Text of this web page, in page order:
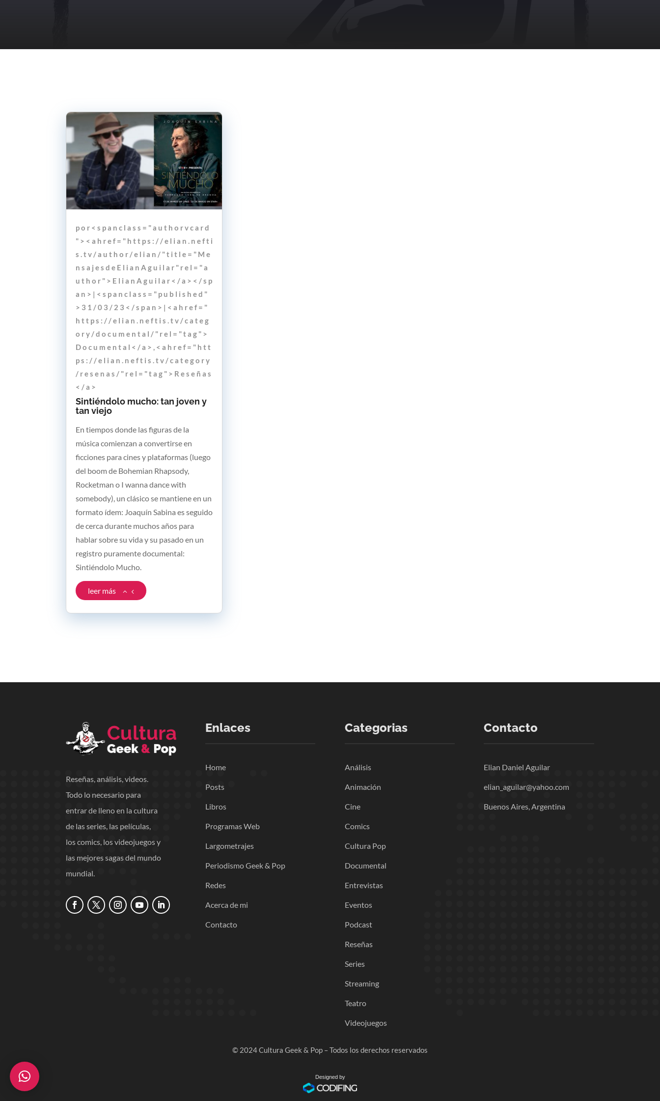
Sintiéndolo mucho: tan joven y
tan viejo
p o r < s p a n c l a s s = " a u t h o r v c a r d
" > < a h r e f = " h t t p s : / / e l i a n . n e f t i
s . t v / a u t h o r / e l i a n / " t i t l e = " M e
n s a j e s d e E l i a n A g u i l a r " r e l = " a
u t h o r " > E l i a n A g u i l a r < / a > < / s p
a n > | < s p a n c l a s s = " p u b l i s h e d "
> 3 1 / 0 3 / 2 3 < / s p a n > | < a h r e f = "
h t t p s : / / e l i a n . n e f t i s . t v / c a t e g
o r y / d o c u m e n t a l / " r e l = " t a g " >
D o c u m e n t a l < / a > , < a h r e f = " h t t
p s : / / e l i a n . n e f t i s . t v / c a t e g o r y
/ r e s e n a s / " r e l = " t a g " > R e s e ñ a s
< / a >
En tiempos donde las figuras de la
música comienzan a convertirse en
ficciones para cines y plataformas (luego
del boom de Bohemian Rhapsody,
Rocketman o I wanna dance with
somebody), un clásico se mantiene en un
formato ídem: Joaquín Sabina es seguido
de cerca durante muchos años para
hablar sobre su vida y su pasado en un
registro puramente documental:
Sintiéndolo Mucho.
leer más
Reseñas, análisis, videos.
Todo lo necesario para
entrar de lleno en la cultura
de las series, las películas,
los comics, los videojuegos y
las mejores sagas del mundo
mundial.
Enlaces
Home
Posts
Libros
Programas Web
Largometrajes
Periodismo Geek & Pop
Redes
Acerca de mi
Contacto
Categorias
Análisis
Animación
Cine
Comics
Cultura Pop
Documental
Entrevistas
Eventos
Podcast
Reseñas
Series
Streaming
Teatro
Videojuegos
Contacto
Elian Daniel Aguilar
elian_aguilar@yahoo.com
Buenos Aires, Argentina
© 2024 Cultura Geek & Pop – Todos los derechos reservados
Designed by